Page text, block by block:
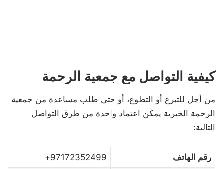
كيفية التواصل مع جمعية الرحمة
من أجل للتبرع أو التطوع، أو حتى طلب مساعدة من جمعية
الرحمة الخيرية يمكن اعتماد واحدة من طرق التواصل
التالية:
رقم الهاتف 97172352499+